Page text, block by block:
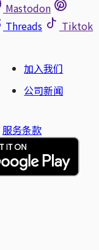
Mastodon
Threads
Tiktok
加入我们
公司新闻
服务条款